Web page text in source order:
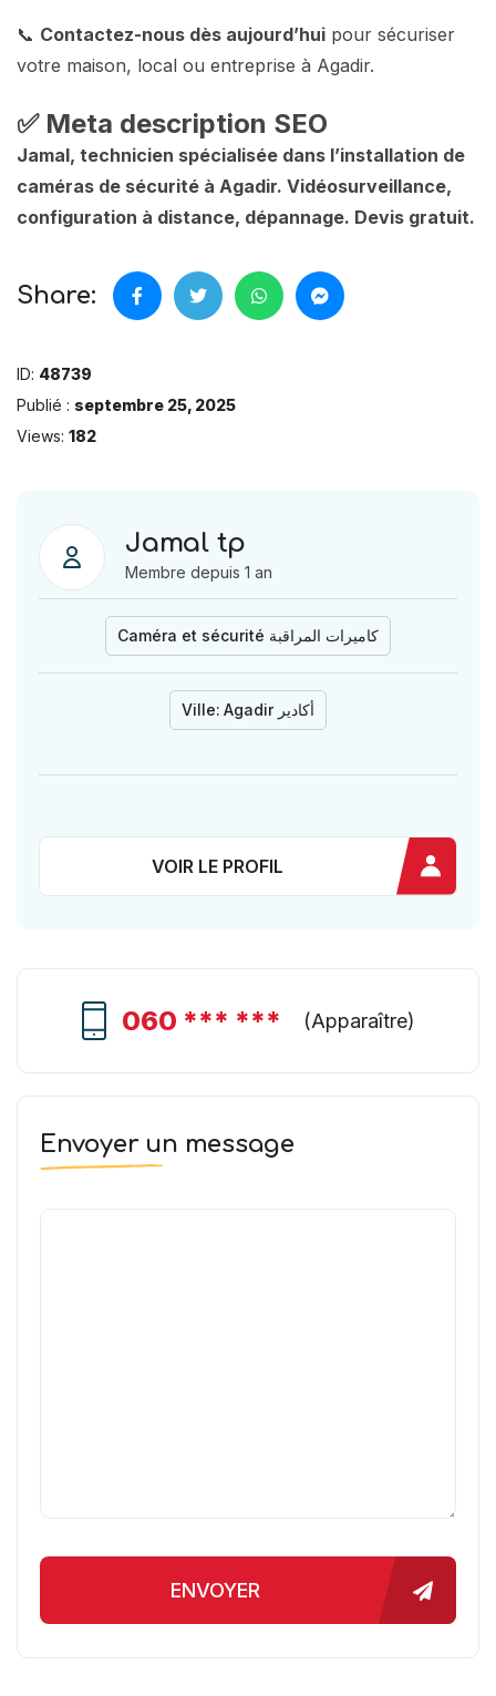
📞 Contactez-nous dès aujourd’hui pour sécuriser
votre maison, local ou entreprise à Agadir.
✅ Meta description SEO
Jamal, technicien spécialisée dans l’installation de
caméras de sécurité à Agadir. Vidéosurveillance,
configuration à distance, dépannage. Devis gratuit.
Share:
ID: 48739
Publié : septembre 25, 2025
Views: 182
Jamal tp
Membre depuis 1 an
Caméra et sécurité كاميرات المراقبة
Ville: Agadir أكادير
VOIR LE PROFIL
060 *** *** (Apparaître)
Envoyer un message
ENVOYER